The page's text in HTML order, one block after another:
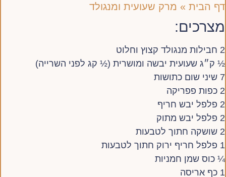
דף הבית » מרק שעועית ומנגולד
מצרכים:
2 חבילות מנגולד קצוץ וחלוט
½ ק״ג שעועית יבשה ומושרית (½ קג לפני השרייה)
7 שיני שום כתושות
2 כפות פפריקה
2 פלפל יבש חריף
2 פלפל יבש מתוק
2 שושקה חתוך לטבעות
1 פלפל חריף ירוק חתוך לטבעות
¼ כוס שמן חמניות
1 כף אריסה